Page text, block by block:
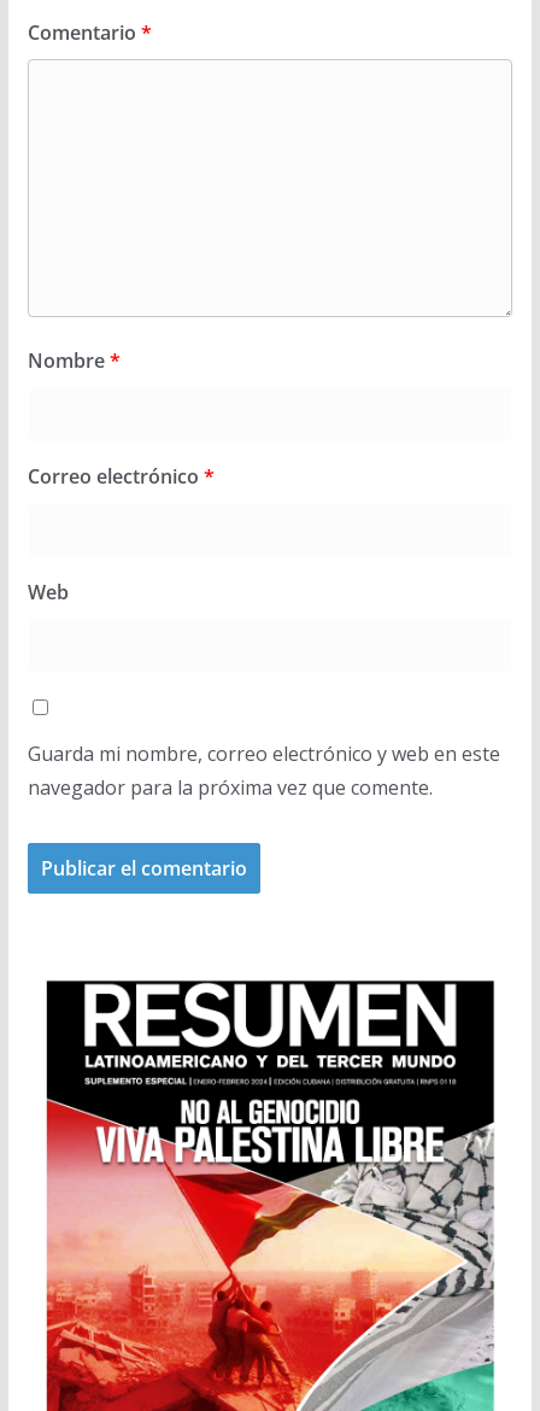
Comentario *
Nombre*
Correo electrónico *
Web
Guarda mi nombre, correo electrónico y web en este
navegador para la próxima vez que comente.